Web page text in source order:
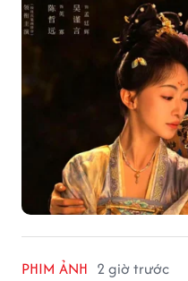
PHIM ẢNH 2 giờ trước